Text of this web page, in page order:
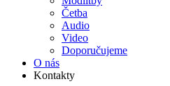
Četba
Audio
Video
Doporu­čujeme
O nás
Kontakty